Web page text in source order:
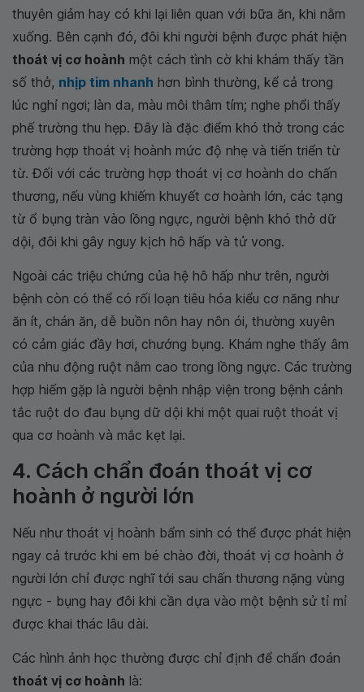
thuyên giảm hay có khi lại liên quan với bữa ăn, khi nằm
xuống. Bên cạnh đó, đôi khi người bệnh được phát hiện
thoát vị cơ hoành một cách tình cờ khi khám thấy tần
số thở, nhịp tim nhanh hơn bình thường, kể cả trong
lúc nghỉ ngơi; làn da, màu môi thâm tím; nghe phổi thấy
phế trường thu hẹp. Đây là đặc điểm khó thở trong các
trường hợp thoát vị hoành mức độ nhẹ và tiến triển từ
từ. Đối với các trường hợp thoát vị cơ hoành do chấn
thương, nếu vùng khiếm khuyết cơ hoành lớn, các tạng
từ ổ bụng tràn vào lồng ngực, người bệnh khó thở dữ
dội, đôi khi gây nguy kịch hô hấp và tử vong.
Ngoài các triệu chứng của hệ hô hấp như trên, người
bệnh còn có thể có rối loạn tiêu hóa kiểu cơ năng như
ăn ít, chán ăn, dễ buồn nôn hay nôn ói, thường xuyên
có cảm giác đầy hơi, chướng bụng. Khám nghe thấy âm
của nhu động ruột nằm cao trong lồng ngực. Các trường
hợp hiếm gặp là người bệnh nhập viện trong bệnh cảnh
tắc ruột do đau bụng dữ dội khi một quai ruột thoát vị
qua cơ hoành và mắc kẹt lại.
4. Cách chẩn đoán thoát vị cơ
hoành ở người lớn
Nếu như thoát vị hoành bẩm sinh có thể được phát hiện
ngay cả trước khi em bé chào đời, thoát vị cơ hoành ở
người lớn chỉ được nghĩ tới sau chấn thương nặng vùng
ngực - bụng hay đôi khi cần dựa vào một bệnh sử tỉ mỉ
được khai thác lâu dài.
Các hình ảnh học thường được chỉ định để chẩn đoán
thoát vị cơ hoành là: